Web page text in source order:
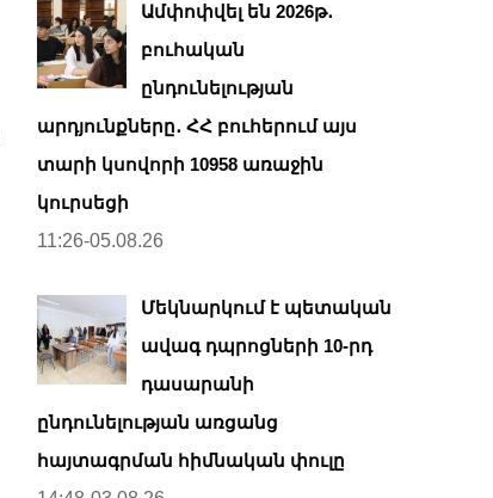
Ամփոփվել են 2026թ․
բուհական
ընդունելության
արդյունքները․ ՀՀ բուհերում այս
տարի կսովորի 10958 առաջին
կուրսեցի
11:26-05.08.26
Մեկնարկում է պետական
ավագ դպրոցների 10-րդ
դասարանի
ընդունելության առցանց
հայտագրման հիմնական փուլը